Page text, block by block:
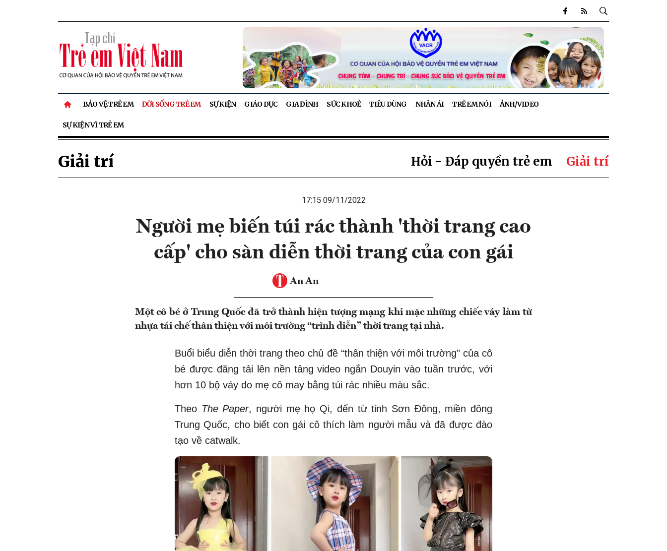
BẢO VỆ TRẺ EM ĐỜI SỐNG TRẺ EM SỰ KIỆN GIÁO DỤC GIA ĐÌNH SỨC KHOẺ TIÊU DÙNG NHÂN ÁI TRẺ EM NÓI ẢNH/VIDEO
SỰ KIỆN VÌ TRẺ EM
Giải trí Hỏi - Đáp quyền trẻ em Giải trí
17:15 09/11/2022
Người mẹ biến túi rác thành 'thời trang cao
cấp' cho sàn diễn thời trang của con gái
An An
Một cô bé ở Trung Quốc đã trở thành hiện tượng mạng khi mặc những chiếc váy làm từ
nhựa tái chế thân thiện với môi trường “trình diễn” thời trang tại nhà.
Buổi biểu diễn thời trang theo chủ đề “thân thiện với môi trường" của cô
bé được đăng tải lên nền tảng video ngắn Douyin vào tuần trước, với
hơn 10 bộ váy do mẹ cô may bằng túi rác nhiều màu sắc.
Theo The Paper, người mẹ họ Qi, đến từ tỉnh Sơn Đông, miền đông
Trung Quốc, cho biết con gái cô thích làm người mẫu và đã được đào
tạo về catwalk.